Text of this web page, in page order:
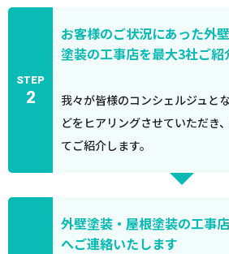
STEP
2
お客様のご状況にあった外
塗装の工事店を最大3社ご紹
我々が皆様のコンシェルジュと
どをヒアリングさせていただき
てご紹介します。
外壁塗装・屋根塗装の工事
へご連絡いたします